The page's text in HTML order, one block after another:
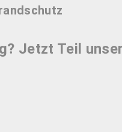
Jetzt Teil